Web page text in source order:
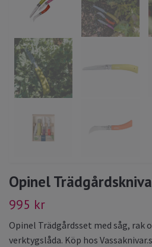
Opinel
995 kr
Opinel Trädgårdsset med såg, rak
verktygslåda. Köp hos